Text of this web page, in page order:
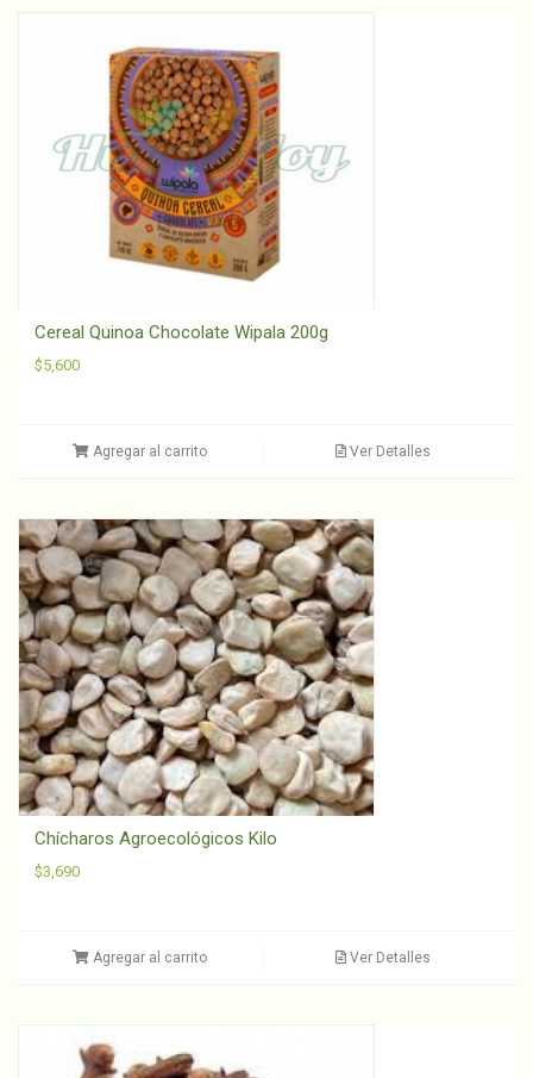
Cereal Quinoa Chocolate Wipala 200g
$5,600
Agregar al carrito Ver Detalles
Chícharos Agroecológicos Kilo
$3,690
Agregar al carrito Ver Detalles